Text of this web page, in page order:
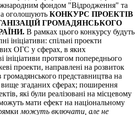
фондом "Відродження" та
оголошують КОНКУРС ПРОЕКТІВ
ГРОМАДЯНСЬКОГО
В рамках цього конкурсу будуть
ініціативи: спільні проекти
ОГС у сферах, в яких
ініціативи протягом попереднього
проекти, направлені на розвиток
громадянського представництва на
вище згаданих сферах; поширення
які були реалізовані на місцевому
можуть мати ефект на національному
можуть включати, але не